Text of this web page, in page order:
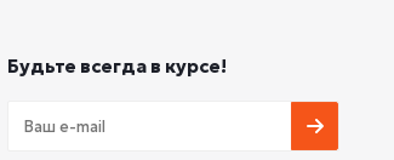
Будьте всегда в курсе!